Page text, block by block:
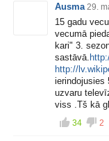
Ausma 29.
15 gadu
vecumā
kari" 3.
sastāvā.
http://
ierindojusies
uzvaru
viss .Tš kā
34 2